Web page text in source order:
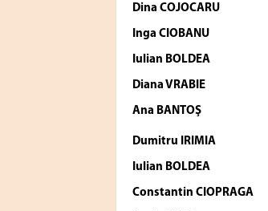
Dina COJOCARU
Inga CIOBANU
Iulian BOLDEA
Diana VRABIE
Ana BANTOŞ
Dumitru IRIMIA
Iulian BOLDEA
Constantin CIOPRAGA